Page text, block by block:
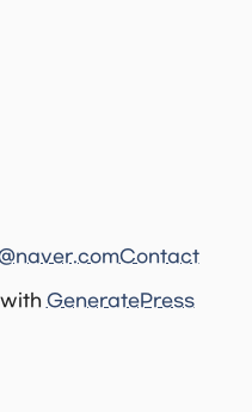
GeneratePress
Contact